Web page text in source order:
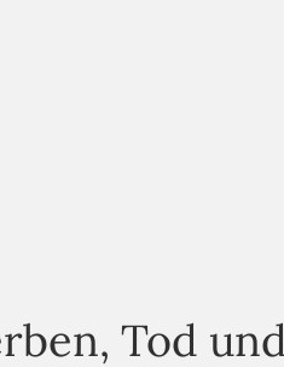
Tod